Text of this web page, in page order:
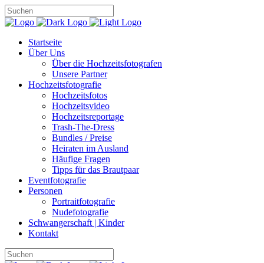
Startseite
Über Uns
Über die Hochzeitsfotografen
Unsere Partner
Hochzeitsfotografie
Hochzeitsfotos
Hochzeitsvideo
Hochzeitsreportage
Trash-The-Dress
Bundles / Preise
Heiraten im Ausland
Häufige Fragen
Tipps für das Brautpaar
Eventfotografie
Personen
Portraitfotografie
Nudefotografie
Schwangerschaft | Kinder
Kontakt